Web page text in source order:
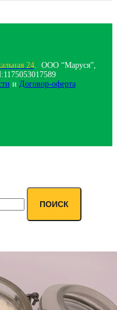
24. ООО “Маруся”,
и Договор-оферта
ПОИСК